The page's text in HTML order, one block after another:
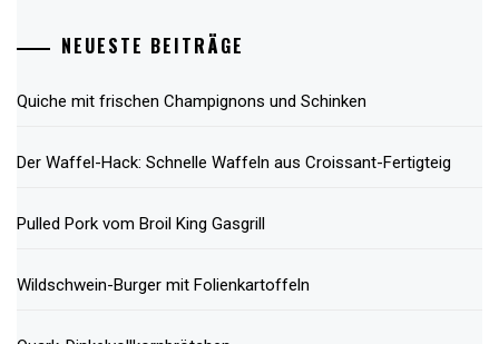
NEUESTE BEITRÄGE
Quiche mit frischen Champignons und Schinken
Der Waffel-Hack: Schnelle Waffeln aus Croissant-Fertigteig
Pulled Pork vom Broil King Gasgrill
Wildschwein-Burger mit Folienkartoffeln